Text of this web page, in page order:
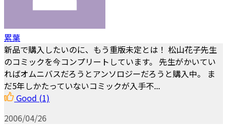
累葉
新品で購入したいのに、もう重版未定とは！ 松山花子先生
のコミックを今コンプリートしています。 先生がかいてい
ればオムニバスだろうとアンソロジーだろうと購入中。 ま
だ5年しかたっていないコミックが入手不...
Good (1)
2006/04/26